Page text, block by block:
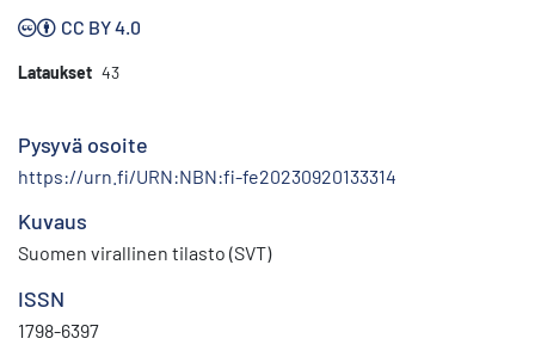
CC BY 4.0
Lataukset 43
Pysyvä osoite
https://urn.fi/URN:NBN:fi-fe20230920133314
Kuvaus
Suomen virallinen tilasto (SVT)
ISSN
1798-6397